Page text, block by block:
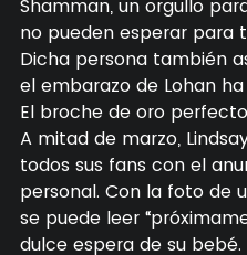
Shamman, un orgullo
no pueden esperar para
Dicha persona también
el embarazo de Lohan
El broche de oro
A mitad de marzo,
todos sus fans con el
personal. Con la foto de
se puede leer
dulce espera de su bebé.